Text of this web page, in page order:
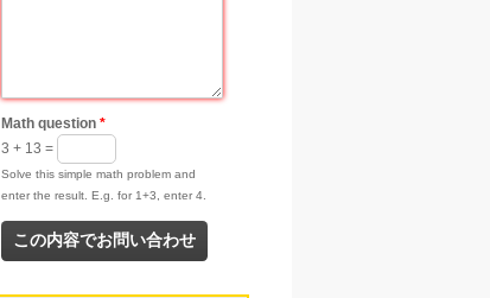
Math question *
3 + 13 =
Solve this simple math problem and
enter the result. E.g. for 1+3, enter 4.